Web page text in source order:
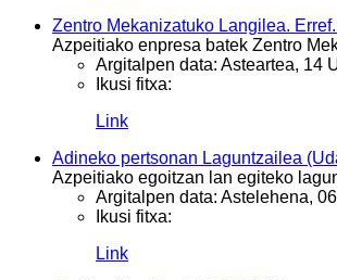
Zentro Mekanizatuko Langilea.
Azpeitiako enpresa batek Zentro
Argitalpen data: Asteartea, 14
Ikusi fitxa:
Link
Adineko pertsonan Laguntzailea
Azpeitiako egoitzan lan egiteko
Argitalpen data: Astelehena,
Ikusi fitxa:
Link